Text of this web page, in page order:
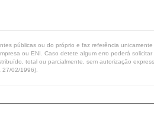
públicas ou do próprio e faz referência
ou ENI. Caso detete algum erro poderá
total ou parcialmente, sem autorização
02/1996).